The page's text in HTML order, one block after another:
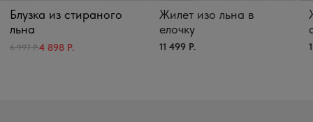
Блузка из стираного
льна
6 997 Р.4 898 Р.
Жилет изо льна в
елочку
11 499 Р.